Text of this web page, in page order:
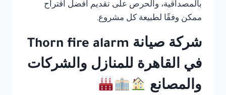
بالمصداقية، والحرص على تقديم أفضل اقتراح
ممكن وفقًا لطبيعة كل مشروع.
شركة صيانة Thorn fire alarm
في القاهرة للمنازل والشركات
والمصانع